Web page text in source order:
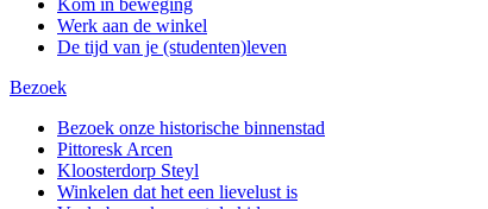
Kom in beweging
Werk aan de winkel
De tijd van je (studenten)leven
Bezoek
Bezoek onze historische binnenstad
Pittoresk Arcen
Kloosterdorp Steyl
Winkelen dat het een lievelust is